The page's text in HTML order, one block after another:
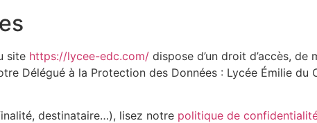
site https://lycee-edc.com/ dispose d’un droit d’accès,
Délégué à la Protection des Données : Lycée Émilie du
destinataire…), lisez notre politique de